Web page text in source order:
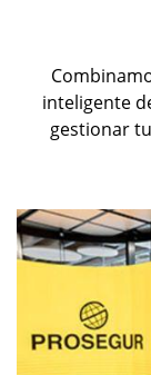
inteligente
gestionar